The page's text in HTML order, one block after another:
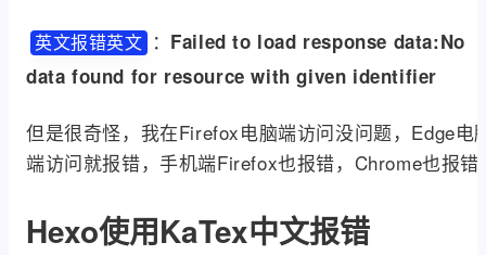
英文报错英文 ： Failed to load response data:No
data found for resource with given identifier
但是很奇怪，我在Firefox电脑端访问没问题，Edge电
端访问就报错，手机端Firefox也报错，Chrome也报错
Hexo使用KaTex中文报错